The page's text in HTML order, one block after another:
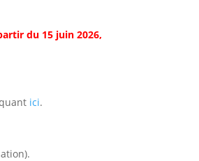
du 15 juin 2026,
ici.